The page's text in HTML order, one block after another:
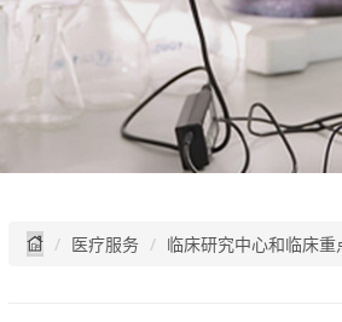
医疗服务 临床研究中心和临床重